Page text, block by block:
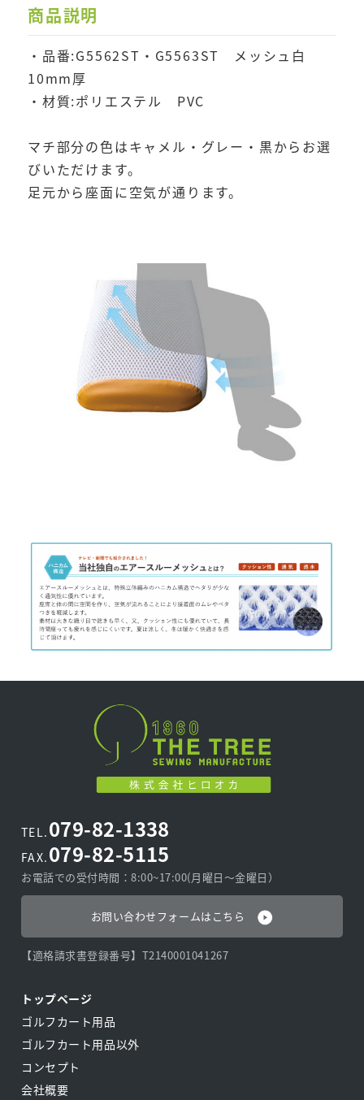
商品説明
・品番:G5562ST・G5563ST メッシュ白
10mm厚
・材質:ポリエステル PVC
マチ部分の色はキャメル・グレー・黒からお選
びいただけます。
足元から座面に空気が通ります。
TEL. 079-82-1338
FAX. 079-82-5115
お電話での受付時間：8:00~17:00(月曜日〜金曜日）
お問い合わせフォームはこちら
【適格請求書登録番号】T2140001041267
トップページ
ゴルフカート用品
ゴルフカート用品以外
コンセプト
会社概要